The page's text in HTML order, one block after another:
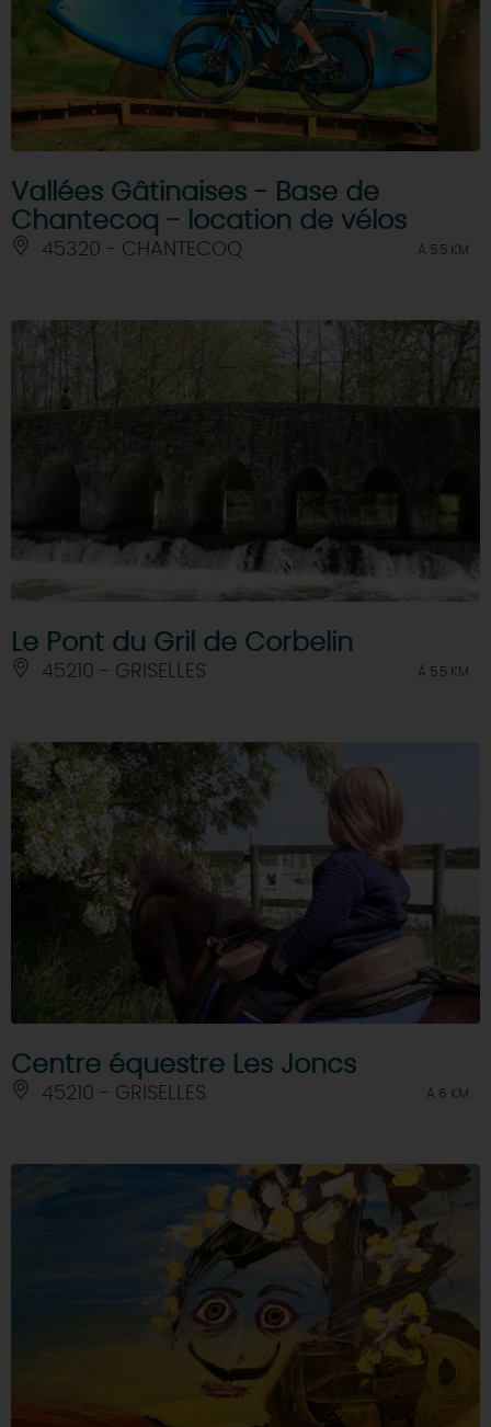
Vallées Gâtinaises - Base de
Chantecoq - location de vélos
45320 - CHANTECOQ À 5.5 KM
Le Pont du Gril de Corbelin
45210 - GRISELLES À 5.5 KM
Centre équestre Les Joncs
45210 - GRISELLES À 6 KM